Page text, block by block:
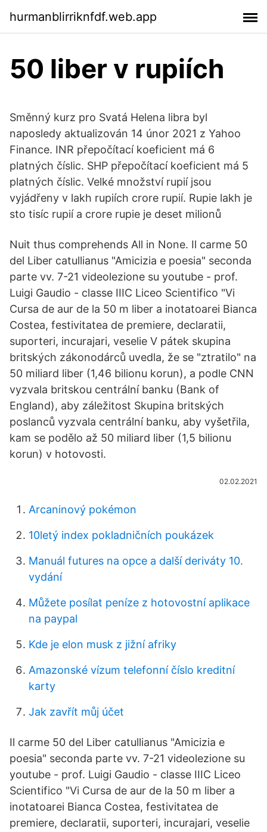
hurmanblirriknfdf.web.app
50 liber v rupiích
Směnný kurz pro Svatá Helena libra byl
naposledy aktualizován 14 únor 2021 z Yahoo
Finance. INR přepočítací koeficient má 6
platných číslic. SHP přepočítací koeficient má 5
platných číslic. Velké množství rupií jsou
vyjádřeny v lakh rupiích crore rupií. Rupie lakh je
sto tisíc rupií a crore rupie je deset milionů
Nuit thus comprehends All in None. Il carme 50
del Liber catullianus "Amicizia e poesia" seconda
parte vv. 7-21 videolezione su youtube - prof.
Luigi Gaudio - classe IIIC Liceo Scientifico "Vi
Cursa de aur de la 50 m liber a inotatoarei Bianca
Costea, festivitatea de premiere, declaratii,
suporteri, incurajari, veselie V pátek skupina
britských zákonodárců uvedla, že se "ztratilo" na
50 miliard liber (1,46 bilionu korun), a podle CNN
vyzvala britskou centrální banku (Bank of
England), aby záležitost Skupina britských
poslanců vyzvala centrální banku, aby vyšetřila,
kam se podělo až 50 miliard liber (1,5 bilionu
korun) v hotovosti.
02.02.2021
Arcaninový pokémon
10letý index pokladničních poukázek
Manuál futures na opce a další deriváty 10.
vydání
Můžete posílat peníze z hotovostní aplikace
na paypal
Kde je elon musk z jižní afriky
Amazonské vízum telefonní číslo kreditní
karty
Jak zavřít můj účet
Il carme 50 del Liber catullianus "Amicizia e
poesia" seconda parte vv. 7-21 videolezione su
youtube - prof. Luigi Gaudio - classe IIIC Liceo
Scientifico "Vi Cursa de aur de la 50 m liber a
inotatoarei Bianca Costea, festivitatea de
premiere, declaratii, suporteri, incurajari, veselie